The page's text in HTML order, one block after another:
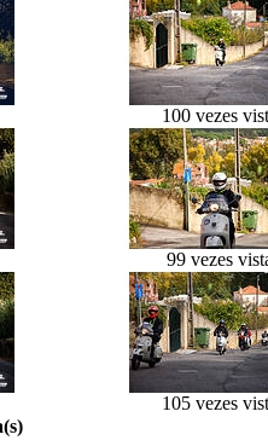
100 vezes
99 vezes
105 vezes